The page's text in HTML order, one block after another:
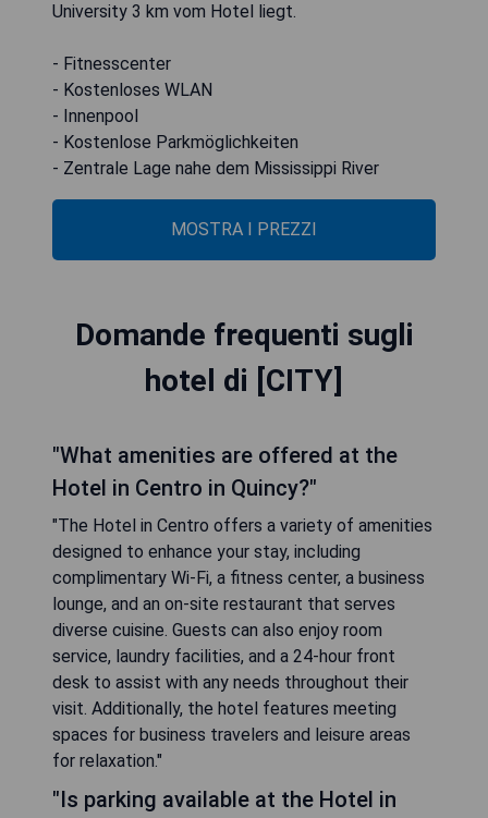
University 3 km vom Hotel liegt.
- Fitnesscenter
- Kostenloses WLAN
- Innenpool
- Kostenlose Parkmöglichkeiten
- Zentrale Lage nahe dem Mississippi River
MOSTRA I PREZZI
Domande frequenti sugli
hotel di [CITY]
"What amenities are offered at the
Hotel in Centro in Quincy?"
"The Hotel in Centro offers a variety of amenities
designed to enhance your stay, including
complimentary Wi-Fi, a fitness center, a business
lounge, and an on-site restaurant that serves
diverse cuisine. Guests can also enjoy room
service, laundry facilities, and a 24-hour front
desk to assist with any needs throughout their
visit. Additionally, the hotel features meeting
spaces for business travelers and leisure areas
for relaxation."
"Is parking available at the Hotel in